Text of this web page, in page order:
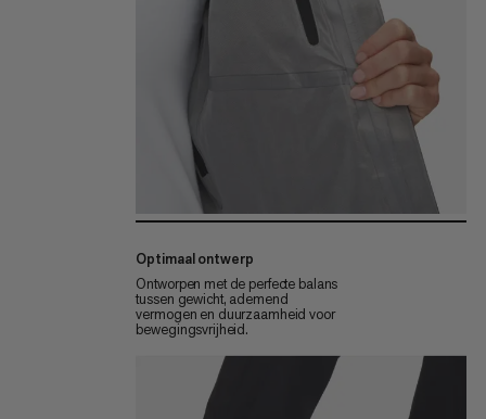
Optimaal ontwerp
Ontworpen met de perfecte balans
tussen gewicht, ademend
vermogen en duurzaamheid voor
bewegingsvrijheid.